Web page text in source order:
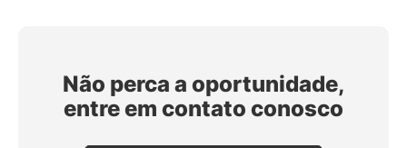
Não perca a oportunidade,
entre em contato conosco